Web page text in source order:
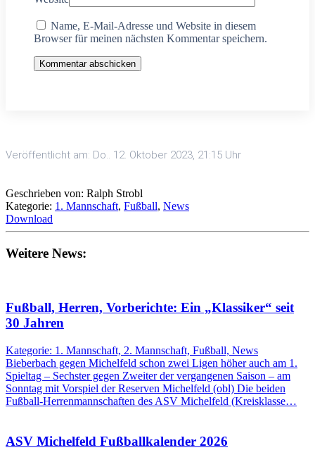
Name, E-Mail-Adresse und Website in diesem
Browser für meinen nächsten Kommentar speichern.
Kommentar abschicken
Veröffentlicht am: Do.. 12. Oktober 2023, 21:15 Uhr
Geschrieben von: Ralph Strobl
Kategorie: 1. Mannschaft, Fußball, News
Download
Weitere News:
Fußball, Herren, Vorberichte: Ein „Klassiker“ seit
30 Jahren
Kategorie: 1. Mannschaft, 2. Mannschaft, Fußball, News
Bieberbach gegen Michelfeld schon zwei Ligen höher auch am 1.
Spieltag – Sechster gegen Zweiter der vergangenen Saison – am
Sonntag mit Vorspiel der Reserven Michelfeld (obl) Die beiden
Fußball-Herrenmannschaften des ASV Michelfeld (Kreisklasse…
ASV Michelfeld Fußballkalender 2026